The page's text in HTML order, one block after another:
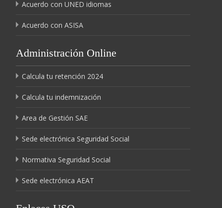
Acuerdo con UNED idiomas
Acuerdo con ASISA
Administración Online
Calcula tu retención 2024
Calcula tu indemnización
Area de Gestión SAE
Sede electrónica Seguridad Social
Normativa Seguridad Social
Sede electrónica AEAT